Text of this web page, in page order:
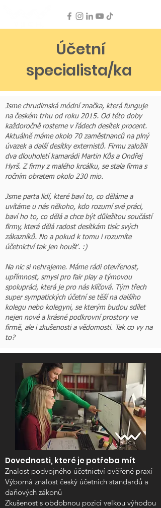
Účetní
specialista/ka
Jsme chrudimská módní značka, která funguje
na českém trhu od roku 2015. Od této doby
každoročně rosteme v řádech desítek procent.
Aktuálně máme okolo 70 zaměstnanců na plný
úvazek a další desítky externistů. Firmu založili
dva dlouholetí kamarádi Martin Kůs a Ondřej
Hyrš. Z firmy z malého krcálku, se stala firma s
ročním obratem okolo 230 mio.
Jsme parta lidí, které baví to, co děláme a
uvítáme u nás někoho, kdo rozumí své práci,
baví ho to, co dělá a chce být důležitou součástí
firmy, která dělá radost desítkám tisíc svých
zákazníků. No a pokud k tomu i rozumíte
účetnictví tak jen houšť. :)
Na nic si nehrajeme. Máme rádi otevřenost,
upřímnost, smysl pro fair play a týmovou
spolupráci, která je pro nás klíčová. Tým třech
super sympatických účetní se těší na dalšího
kolegu nebo kolegyni, se kterým budou sdílet
nejen nové a krásné podkrovní prostory ve
firmě, ale i zkušenosti a vědomosti. Tak co vy na
to?
Dovednosti, které je potřeba mít
Znalost podvojného účetnictví ověřené praxí
Výborná znalost český účetních standardů a
daňových zákonů
Zkušenost s obdobnou pozicí velkou výhodou